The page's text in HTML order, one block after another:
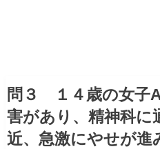
問３ １４歳の女子
害があり、精神科に
近、急激にやせが進